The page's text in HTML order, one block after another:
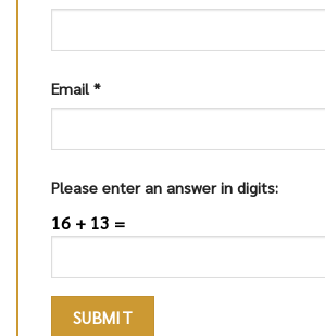
Email *
Please enter an answer in digits:
16 + 13 =